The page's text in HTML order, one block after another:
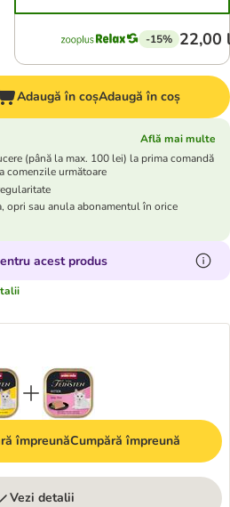
-15% 22,00
Adaugă în coșAdaugă în coș
Află mai multe
(până la max. 100 lei) la prima comandă
comenzile următoare
opri sau anula abonamentul în orice
acest produs
împreunăCumpără împreună
Vezi detalii